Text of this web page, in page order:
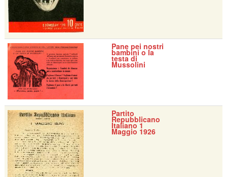
Pane pei nostri
bambini o la
testa di
Mussolini
Partito
Repubblicano
Italiano 1
Maggio 1926